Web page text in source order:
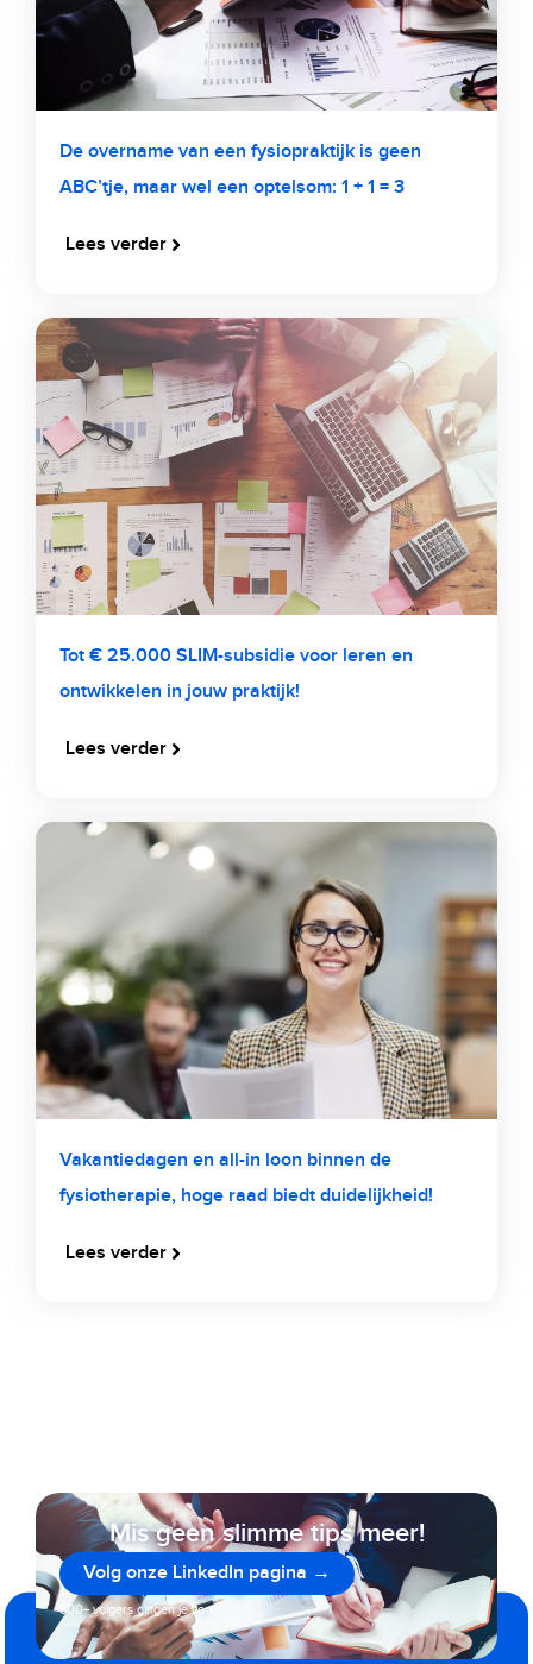
De overname van een fysiopraktijk is geen
ABC’tje, maar wel een optelsom: 1 + 1 = 3
Lees verder
Tot € 25.000 SLIM-subsidie voor leren en
ontwikkelen in jouw praktijk!
Lees verder
Vakantiedagen en all-in loon binnen de
fysiotherapie, hoge raad biedt duidelijkheid!
Lees verder
Mis geen slimme tips meer!
Volg onze LinkedIn pagina →
800+ volgers gingen je voor